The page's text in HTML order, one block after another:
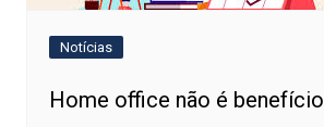
Notícias
Home office não é benefício